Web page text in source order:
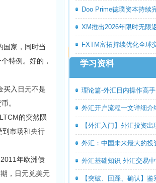
家，同时当
特例。好的，
入日元不是
。
的突然陨
到市场和央行
年欧洲债
，日元兑美元
学习资料
理论篇-外汇日内操作高手